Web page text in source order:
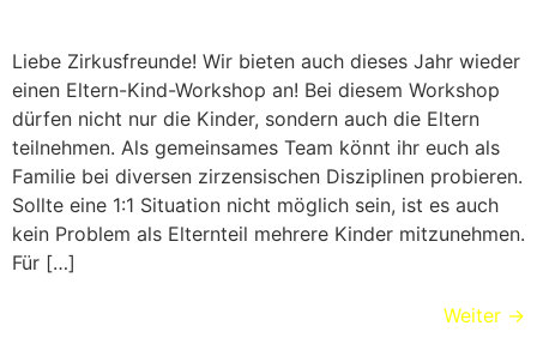
Liebe Zirkusfreunde! Wir bieten auch dieses Jahr wieder
einen Eltern-Kind-Workshop an! Bei diesem Workshop
dürfen nicht nur die Kinder, sondern auch die Eltern
teilnehmen. Als gemeinsames Team könnt ihr euch als
Familie bei diversen zirzensischen Disziplinen probieren.
Sollte eine 1:1 Situation nicht möglich sein, ist es auch
kein Problem als Elternteil mehrere Kinder mitzunehmen.
Für […]
Weiter →